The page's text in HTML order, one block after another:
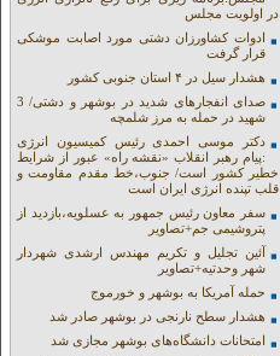
در اولویت مجلس
ادوات کشاورزان دشتی مورد اصابت موشکی
قرار گرفت
هشدار سیل در ۴ استان جنوبی کشور
صدای انفجارهای شدید در بوشهر و دشتی/ 3
شهید در حمله به مرز شلمچه
دکتر موسی احمدی رئیس کمیسیون انرژی
:پیام رهبر انقلاب «نقشه راه» عبور از شرایط
خطیر کشور است/ جنوب،خط مقدم مقاومت و
قلب تپنده انرژی ایران است
سفر معاون رئیس جمهور به عسلویه،بازدید از
پتروشیمی جم+تصاویر
آئین تجلیل و تکریم مهندس ارشدی شهردار
شهر وحدتیه+تصاویر
حمله آمریکا به بوشهر و خورموج
هشدار سطح نارنجی در بوشهر صادر شد
امتحانات دانشگاه‌های بوشهر مجازی شد